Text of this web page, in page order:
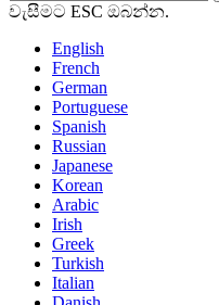
වැසීමට ESC ඔබන්න.
English
French
German
Portuguese
Spanish
Russian
Japanese
Korean
Arabic
Irish
Greek
Turkish
Italian